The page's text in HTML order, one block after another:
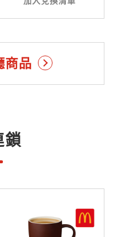
商品
鎖